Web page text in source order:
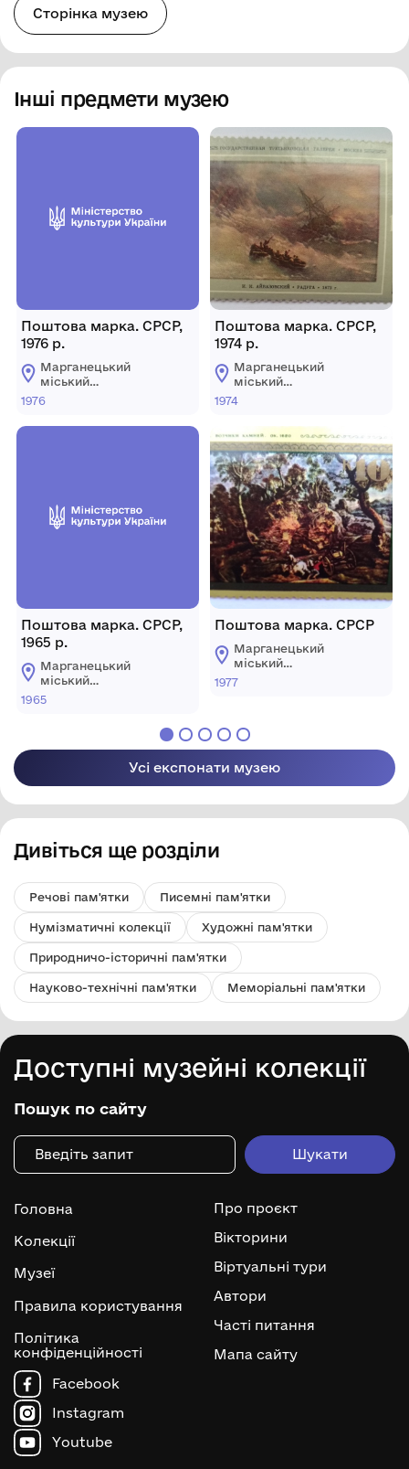
Сторінка музею
Інші предмети музею
Поштова марка. СРСР,
1976 р.
Марганецький
міський
краєзнавчий музей
міської ради
1976
Поштова марка. СРСР,
1965 р.
Марганецький
міський
краєзнавчий музей
1965
Поштова марка. СРСР,
1974 р.
Марганецький
міський
краєзнавчий музей
міської ради
1974
Поштова марка. СРСР
Марганецький
міський
краєзнавчий музей
1977
Усі експонати музею
Дивіться ще розділи
Речові пам'ятки Писемні пам'ятки
Нумізматичні колекції Художні пам'ятки
Природничо-історичні пам'ятки
Науково-технічні пам'ятки Меморіальні пам'ятки
Доступні музейні колекції
Пошук по сайту
Головна
Колекції
Музеї
Правила користування
Політика
конфіденційності
Про проєкт
Вікторини
Віртуальні тури
Автори
Часті питання
Мапа сайту
Facebook
Instagram
Youtube